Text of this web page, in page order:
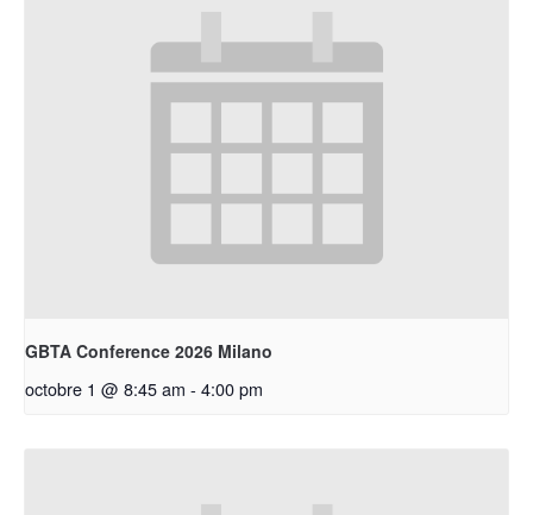
GBTA Conference 2026 Milano
octobre 1 @ 8:45 am - 4:00 pm